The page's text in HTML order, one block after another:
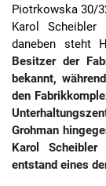
Piotrkowska 30/
Karol
daneben steht
Besitzer der
bekannt,
den
Grohman
Karol
entstand eines